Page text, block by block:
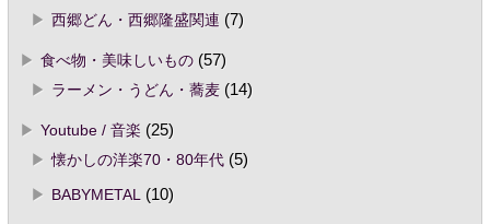
西郷どん・西郷隆盛関連 (7)
食べ物・美味しいもの(57)
ラーメン・うどん・蕎麦(14)
Youtube / 音楽 (25)
懐かしの洋楽70・80年代(5)
BABYMETAL
(10)